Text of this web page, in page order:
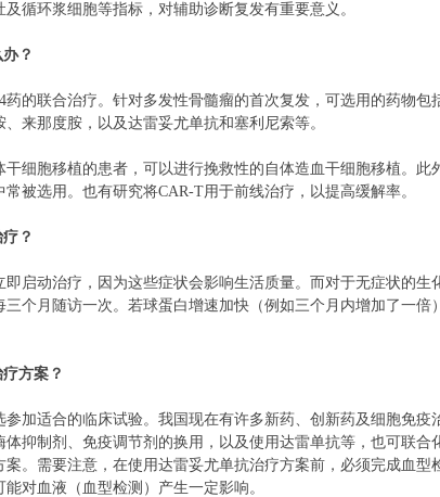
循环浆细胞等指标，对辅助诊断复发有重要意义。
？
药的联合治疗。针对多发性骨髓瘤的首次复发，可选用的药物
来那度胺，以及达雷妥尤单抗和塞利尼索等。
细胞移植的患者，可以进行挽救性的自体造血干细胞移植。此
被选用。也有研究将CAR-T用于前线治疗，以提高缓解率。
？
启动治疗，因为这些症状会影响生活质量。而对于无症状的生
个月随访一次。若球蛋白增速加快（例如三个月内增加了一倍
方案？
加适合的临床试验。我国现在有许多新药、创新药及细胞免疫
体抑制剂、免疫调节剂的换用，以及使用达雷单抗等，也可联
。需要注意，在使用达雷妥尤单抗治疗方案前，必须完成血
对血液（血型检测）产生一定影响。